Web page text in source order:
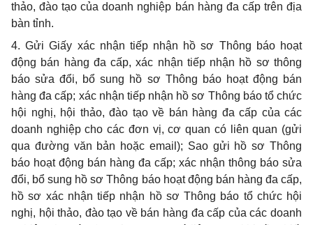
thảo, đào tạo của doanh nghiệp bán hàng đa cấp trên địa
bàn tỉnh.
4. Gửi Giấy xác nhận tiếp nhận hồ sơ Thông báo hoạt
động bán hàng đa cấp, xác nhận tiếp nhận hồ sơ thông
báo sửa đổi, bổ sung hồ sơ Thông báo hoạt động bán
hàng đa cấp; xác nhận tiếp nhận hồ sơ Thông báo tổ chức
hội nghị, hội thảo, đào tạo về bán hàng đa cấp của các
doanh nghiệp cho các đơn vị, cơ quan có liên quan (gửi
qua đường văn bản hoặc email); Sao gửi hồ sơ Thông
báo hoạt động bán hàng đa cấp; xác nhận thông báo sửa
đổi, bổ sung hồ sơ Thông báo hoạt động bán hàng đa cấp,
hồ sơ xác nhận tiếp nhận hồ sơ Thông báo tổ chức hội
nghị, hội thảo, đào tạo về bán hàng đa cấp của các doanh